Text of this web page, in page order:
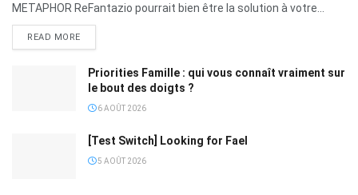
METAPHOR ReFantazio pourrait bien être la solution à votre...
READ MORE
Priorities Famille : qui vous connaît vraiment sur
le bout des doigts ?
6 AOÛT 2026
[Test Switch] Looking for Fael
5 AOÛT 2026